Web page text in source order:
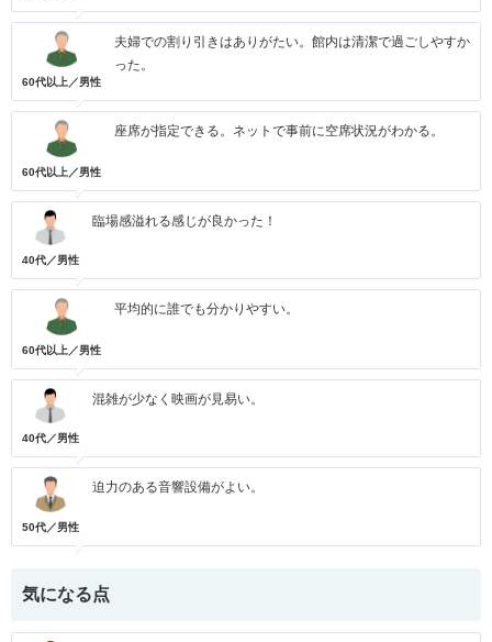
60代以上／男性
夫婦での割り引きはありがたい。館内は清潔で過ごしやすか
った。
60代以上／男性
座席が指定できる。ネットで事前に空席状況がわかる。
40代／男性
臨場感溢れる感じが良かった！
60代以上／男性
平均的に誰でも分かりやすい。
40代／男性
混雑が少なく映画が見易い。
50代／男性
迫力のある音響設備がよい。
気になる点